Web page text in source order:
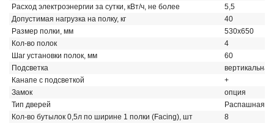
Расход электроэнергии за сутки, кВт/ч, не более
5,5
Допустимая нагрузка на полку, кг
40
Размер полки, мм
530x650
Кол-во полок
4
Шаг установки полок, мм
60
Подсветка
вертикальная
Канапе с подсветкой
+
Замок
опция
Тип дверей
Распашная
Кол-во бутылок 0,5л по ширине 1 полки (Facing), шт
8